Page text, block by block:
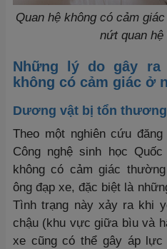
Quan hệ không có cảm
nứt quan hệ
Những lý do gây ra
không có cảm giác ở
Dương vật bị tổn thương
Theo một nghiên cứu
Công nghệ sinh học
không có cảm giác
ông đạp xe, đặc biệt là
Tình trạng này xảy ra khi
chậu (khu vực giữa bìu và
xe cũng có thể gây áp lực